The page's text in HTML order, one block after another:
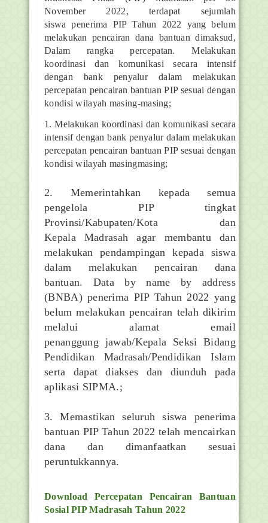
November 2022, terdapat sejumlah
siswapenerima PIP Tahun 2022 yang belum
melakukan pencairan dana bantuan dimaksud,
Dalamrangka percepatan. Melakukan
koordinasi dan komunikasi secara intensif
dengan bank penyalur dalammelakukan
percepatan pencairan bantuan PIP sesuai dengan
kondisi wilayah masing-masing;
1. Melakukan koordinasi dan komunikasi secara
intensif dengan bank penyalur dalammelakukan
percepatan pencairan bantuan PIP sesuai dengan
kondisi wilayah masingmasing;
2. Memerintahkan kepada semua
pengelola PIP tingkat
Provinsi/Kabupaten/Kota dan
Kepala Madrasah agar membantu dan
melakukan pendampingan kepada siswa
dalam melakukan pencairan dana
bantuan. Data by name by address
(BNBA) penerima PIP Tahun 2022 yang
belum melakukan pencairan telah dikirim
melalui alamat email
penanggung jawab/Kepala Seksi Bidang
Pendidikan Madrasah/Pendidikan Islam
serta dapat diakses dan diunduh pada
aplikasi SIPMA.;
3. Memastikan seluruh siswa penerima
bantuan PIP Tahun 2022 telah mencairkan
dana dan dimanfaatkan sesuai
peruntukkannya.
Download Percepatan Pencairan Bantuan
Sosial PIP Madrasah Tahun 2022